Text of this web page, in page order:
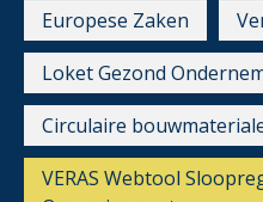
Europese Zaken
Loket Gezond
Circulaire
VERAS Webtool